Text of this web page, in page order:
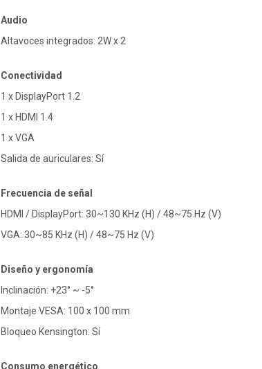
Audio
Altavoces integrados: 2W x 2
Conectividad
1 x DisplayPort 1.2
1 x HDMI 1.4
1 x VGA
Salida de auriculares: Sí
Frecuencia de señal
HDMI / DisplayPort: 30~130 KHz (H) / 48~75 Hz (V)
VGA: 30~85 KHz (H) / 48~75 Hz (V)
Diseño y ergonomía
Inclinación: +23° ~ -5°
Montaje VESA: 100 x 100 mm
Bloqueo Kensington: Sí
Consumo energético